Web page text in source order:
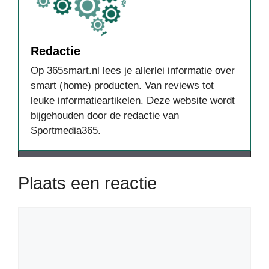
Redactie
Op 365smart.nl lees je allerlei informatie over
smart (home) producten. Van reviews tot
leuke informatieartikelen. Deze website wordt
bijgehouden door de redactie van
Sportmedia365.
Plaats een reactie